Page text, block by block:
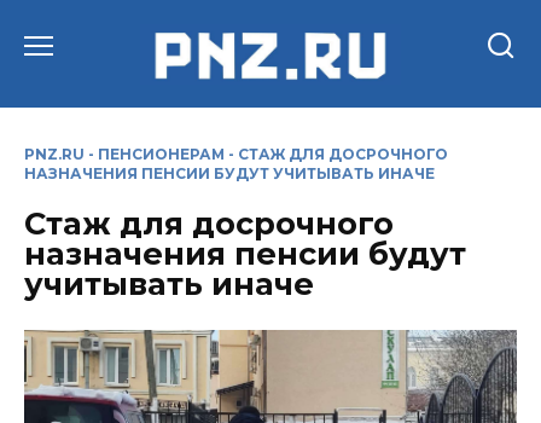
PNZ.RU - ПЕНСИОНЕРАМ - СТАЖ ДЛЯ ДОСРОЧНОГО
НАЗНАЧЕНИЯ ПЕНСИИ БУДУТ УЧИТЫВАТЬ ИНАЧЕ
Стаж для досрочного
назначения пенсии будут
учитывать иначе